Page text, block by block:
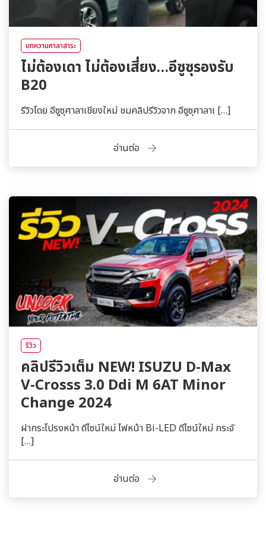
บทความศาลาสาระ
ไม่ต้องเดา ไม่ต้องเสี่ยง…อีซูซุรองรับ
B20
รีวิวโดย อีซูซุศาลาเชียงใหม่ ชมคลิปรีวิวจาก อีซูซุศาลาเ […]
อ่านต่อ
รีวิว
คลิปรีวิวเต็ม NEW! ISUZU D-Max
V-Crosss 3.0 Ddi M 6AT Minor
Change 2024
ฝากระโปรงหน้า ดีไซน์ใหม่ ไฟหน้า Bi-LED ดีไซน์ใหม่ กระจั
[…]
อ่านต่อ